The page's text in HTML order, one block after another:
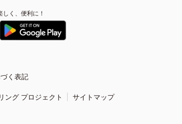
く、便利に！
く表記
ング プロジェクト サイトマップ